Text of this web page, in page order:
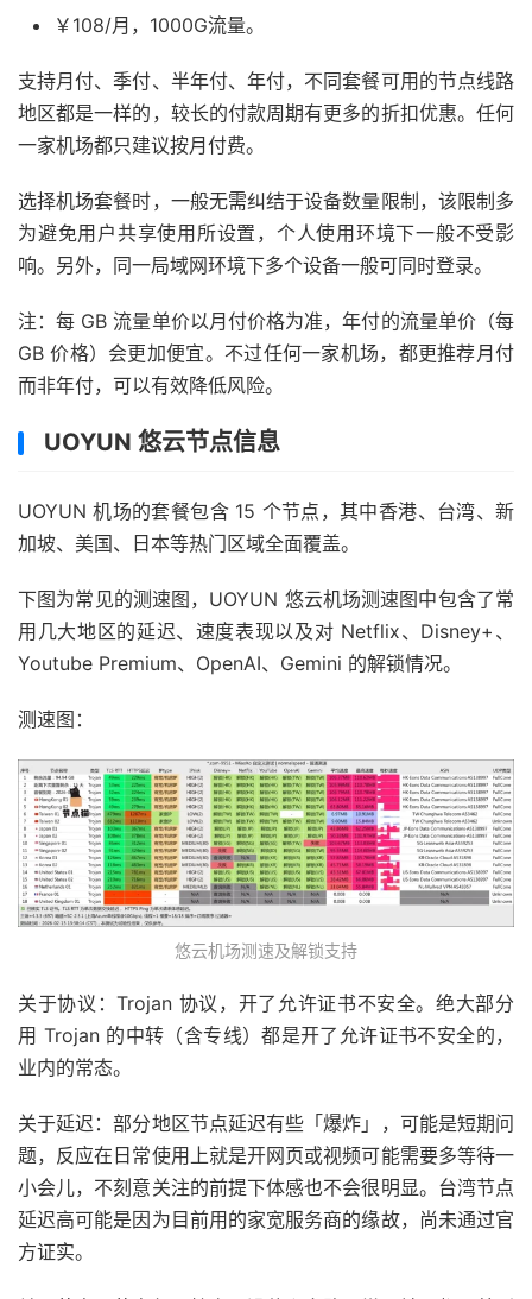
￥108/月，1000G流量。
支持月付、季付、半年付、年付，不同套餐可用的节点线路
地区都是一样的，较长的付款周期有更多的折扣优惠。任何
一家机场都只建议按月付费。
选择机场套餐时，一般无需纠结于设备数量限制，该限制多
为避免用户共享使用所设置，个人使用环境下一般不受影
响。另外，同一局域网环境下多个设备一般可同时登录。
注：每 GB 流量单价以月付价格为准，年付的流量单价（每
GB 价格）会更加便宜。不过任何一家机场，都更推荐月付
而非年付，可以有效降低风险。
UOYUN 悠云节点信息
UOYUN 机场的套餐包含 15 个节点，其中香港、台湾、新
加坡、美国、日本等热门区域全面覆盖。
下图为常见的测速图，UOYUN 悠云机场测速图中包含了常
用几大地区的延迟、速度表现以及对 Netflix、Disney+、
Youtube Premium、OpenAI、Gemini 的解锁情况。
测速图：
悠云机场测速及解锁支持
关于协议：Trojan 协议，开了允许证书不安全。绝大部分
用 Trojan 的中转（含专线）都是开了允许证书不安全的，
业内的常态。
关于延迟：部分地区节点延迟有些「爆炸」，可能是短期问
题，反应在日常使用上就是开网页或视频可能需要多等待一
小会儿，不刻意关注的前提下体感也不会很明显。台湾节点
延迟高可能是因为目前用的家宽服务商的缘故，尚未通过官
方证实。